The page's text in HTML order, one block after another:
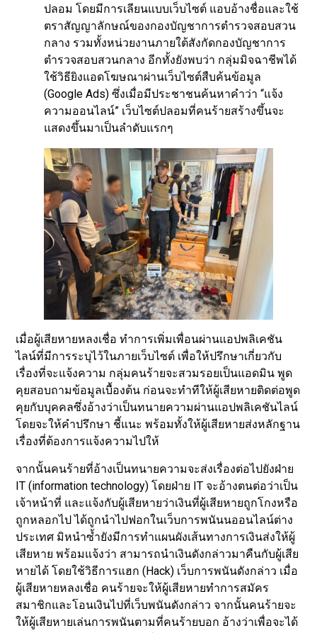
ปลอม โดยมีการเลียนแบบเว็บไซต์ แอบอ้างชื่อและใช้
ตราสัญญาลักษณ์ของกองบัญชาการตำรวจสอบสวน
กลาง รวมทั้งหน่วยงานภายใต้สังกัดกองบัญชาการ
ตำรวจสอบสวนกลาง อีกทั้งยังพบว่า กลุ่มมิจฉาชีพได้
ใช้วิธียิงแอดโฆษณาผ่านเว็บไซต์สืบค้นข้อมูล
(Google Ads) ซึ่งเมื่อมีประชาชนค้นหาคำว่า “แจ้ง
ความออนไลน์” เว็บไซต์ปลอมที่คนร้ายสร้างขึ้นจะ
แสดงขึ้นมาเป็นลำดับแรกๆ
เมื่อผู้เสียหายหลงเชื่อ ทำการเพิ่มเพื่อนผ่านแอปพลิเคชัน
ไลน์ที่มีการระบุไว้ในภายเว็บไซต์ เพื่อให้ปรึกษาเกี่ยวกับ
เรื่องที่จะแจ้งความ กลุ่มคนร้ายจะสวมรอยเป็นแอดมิน พูด
คุยสอบถามข้อมูลเบื้องต้น ก่อนจะทำทีให้ผู้เสียหายติดต่อพูด
คุยกับบุคคลซึ่งอ้างว่าเป็นทนายความผ่านแอปพลิเคชันไลน์
โดยจะให้คำปรึกษา ชี้แนะ พร้อมทั้งให้ผู้เสียหายส่งหลักฐาน
เรื่องที่ต้องการแจ้งความไปให้
จากนั้นคนร้ายที่อ้างเป็นทนายความจะส่งเรื่องต่อไปยังฝ่าย
IT (information technology) โดยฝ่าย IT จะอ้างตนต่อว่าเป็น
เจ้าหน้าที่ และแจ้งกับผู้เสียหายว่าเงินที่ผู้เสียหายถูกโกงหรือ
ถูกหลอกไป ได้ถูกนำไปฟอกในเว็บการพนันนออนไลน์ต่าง
ประเทศ มิหนำซ้ำยังมีการทำแผนผังเส้นทางการเงินส่งให้ผู้
เสียหาย พร้อมแจ้งว่า สามารถนำเงินดังกล่าวมาคืนกับผู้เสีย
หายได้ โดยใช้วิธีการแฮก (Hack) เว็บการพนันดังกล่าว เมื่อ
ผู้เสียหายหลงเชื่อ คนร้ายจะให้ผู้เสียหายทำการสมัคร
สมาชิกและโอนเงินไปที่เว็บพนันดังกล่าว จากนั้นคนร้ายจะ
ให้ผู้เสียหายเล่นการพนันตามที่คนร้ายบอก อ้างว่าเพื่อจะได้